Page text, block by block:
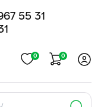
55 31
0 0